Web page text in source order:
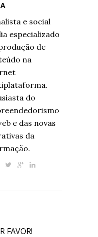
e social
especializado
de
na
do
e das novas
da
FAVOR!